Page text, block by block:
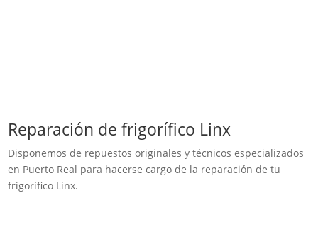
Reparación de frigorífico Linx
Disponemos de repuestos originales y técnicos especializados
en Puerto Real para hacerse cargo de la reparación de tu
frigorífico Linx.